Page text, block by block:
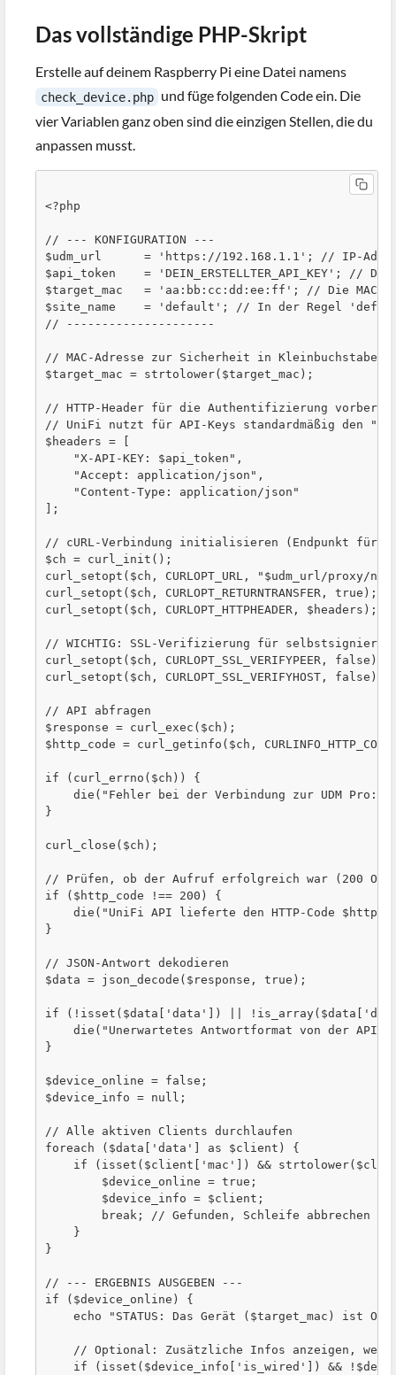
Das vollständige PHP-Skript
Erstelle auf deinem Raspberry Pi eine Datei namens
check_device.php und füge folgenden Code ein. Die
vier Variablen ganz oben sind die einzigen Stellen, die du
anpassen musst.
<?php
// --- KONFIGURATION ---
$udm_url      = 'https://192.168.1.1'; // IP-
$api_token    = 'DEIN_ERSTELLTER_API_KEY'; //
$target_mac   = 'aa:bb:cc:dd:ee:ff'; // Die MAC-
$site_name    = 'default'; // In der Regel
// ---------------------
// MAC-Adresse zur Sicherheit in Kleinbuchstaben
$target_mac = strtolower($target_mac);
// HTTP-Header für die Authentifizierung
// UniFi nutzt für API-Keys standardmäßig den "X-
$headers = [
    "X-API-KEY: $api_token",
    "Accept: application/json",
    "Content-Type: application/json"
];
// cURL-Verbindung initialisieren (Endpunkt für
$ch = curl_init();
curl_setopt($ch, CURLOPT_URL, "$udm_url/proxy/
curl_setopt($ch, CURLOPT_RETURNTRANSFER, true);
curl_setopt($ch, CURLOPT_HTTPHEADER, $headers);
// WICHTIG: SSL-Verifizierung für
curl_setopt($ch, CURLOPT_SSL_VERIFYPEER, false);
curl_setopt($ch, CURLOPT_SSL_VERIFYHOST, false);
// API abfragen
$response = curl_exec($ch);
$http_code = curl_getinfo($ch,
if (curl_errno($ch)) {
die("Fehler bei der Verbindung zur UDM Pro:
}
curl_close($ch);
// Prüfen, ob der Aufruf erfolgreich war (200 OK)
if ($http_code !== 200) {
die("UniFi API lieferte den HTTP-Code
}
// JSON-Antwort dekodieren
$data = json_decode($response, true);
if (!isset($data['data']) ||
die("Unerwartetes Antwortformat von der
}
$device_online = false;
$device_info = null;
// Alle aktiven Clients durchlaufen
foreach ($data['data'] as $client) {
if (isset($client['mac']) &&
        $device_online = true;
        $device_info = $client;
        break; // Gefunden, Schleife abbrechen
    }
}
// --- ERGEBNIS AUSGEBEN ---
if ($device_online) {
echo "STATUS: Das Gerät ($target_mac) ist
// Optional: Zusätzliche Infos anzeigen, wenn
if (isset($device_info['is_wired']) &&